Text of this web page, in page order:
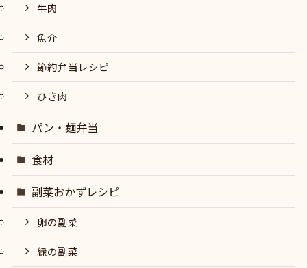
牛肉
魚介
節約弁当レシピ
ひき肉
パン・麺弁当
食材
副菜おかずレシピ
卵の副菜
緑の副菜